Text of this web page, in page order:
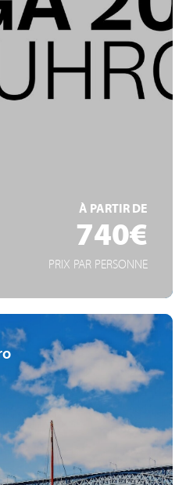
À PARTIR DE
740€
PRIX PAR PERSONNE